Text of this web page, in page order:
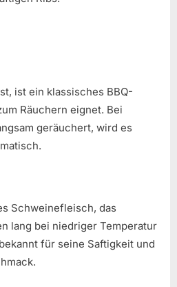
ist ein klassisches BBQ-
Räuchern eignet. Bei
geräuchert, wird es
Schweinefleisch, das
lang bei niedriger Temperatur
für seine Saftigkeit und